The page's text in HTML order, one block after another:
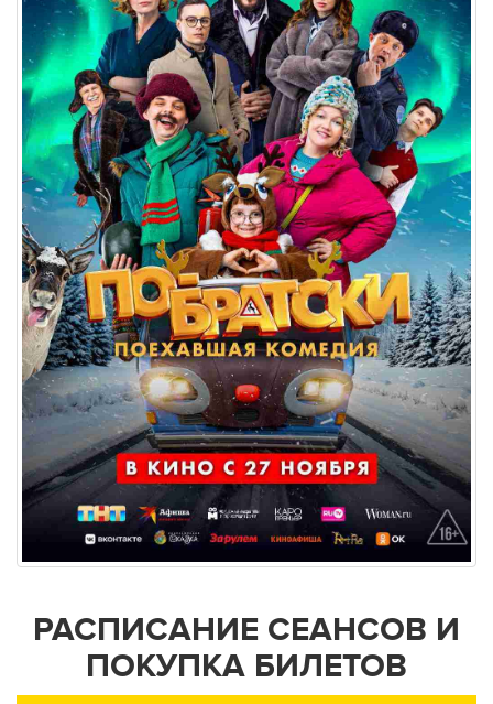
РАСПИСАНИЕ СЕАНСОВ И
ПОКУПКА БИЛЕТОВ